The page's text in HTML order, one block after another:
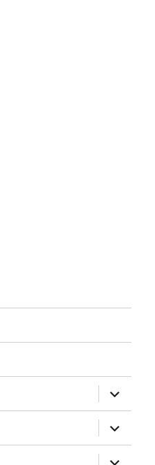
위
메
확
장
위
메